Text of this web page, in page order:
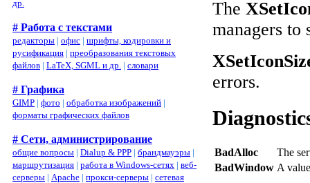
др.
# Работа с текстами
редакторы | офис | шрифты, кодировки и
русификация | преобразования текстовых
файлов | LaTeX, SGML и др. | словари
# Графика
GIMP | фото | обработка изображений |
форматы графических файлов
# Сети, администрирование
общие вопросы | Dialup & PPP | брандмауэры |
маршрутизация | работа в Windows-сетях | веб-
серверы | Apache | прокси-серверы | сетевая
The
managers to
errors.
BadAlloc
The
BadWindow A